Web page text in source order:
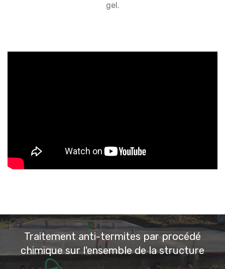
gel.
Traitement anti-termites par procédé
chimique sur l'ensemble de la structure